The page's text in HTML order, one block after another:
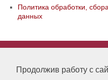
Продолжив работу с
Политика обработки,
данных
«Publishing company «World
LLC Материалы,